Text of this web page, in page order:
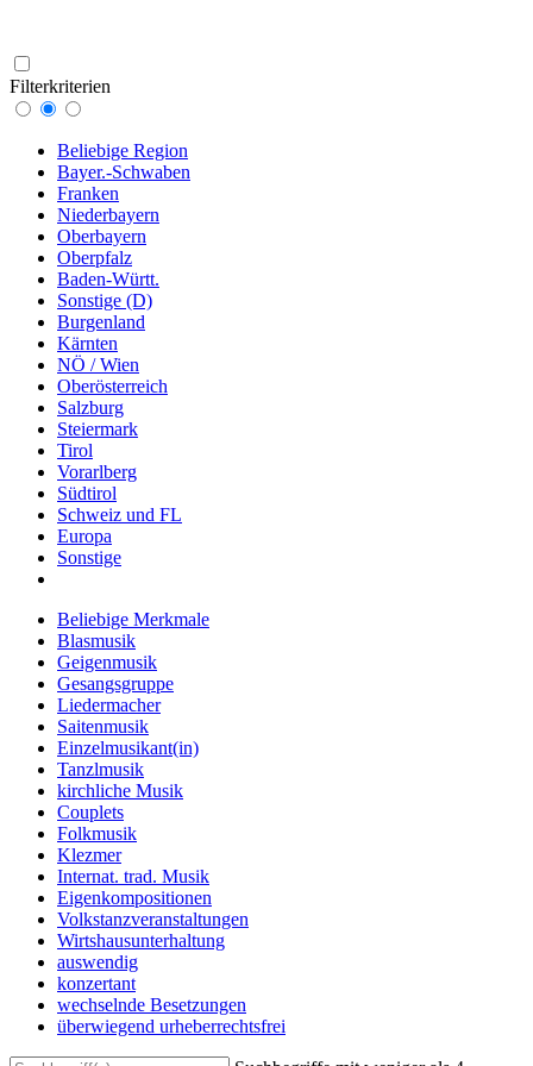
Filterkriterien
Beliebige Region
Bayer.-Schwaben
Franken
Niederbayern
Oberbayern
Oberpfalz
Baden-Württ.
Sonstige (D)
Burgenland
Kärnten
NÖ / Wien
Oberösterreich
Salzburg
Steiermark
Tirol
Vorarlberg
Südtirol
Schweiz und FL
Europa
Sonstige
Beliebige Merkmale
Blasmusik
Geigenmusik
Gesangsgruppe
Liedermacher
Saitenmusik
Einzelmusikant(in)
Tanzlmusik
kirchliche Musik
Couplets
Folkmusik
Klezmer
Internat. trad. Musik
Eigenkompositionen
Volkstanzveranstaltungen
Wirtshausunterhaltung
auswendig
konzertant
wechselnde Besetzungen
überwiegend urheberrechtsfrei